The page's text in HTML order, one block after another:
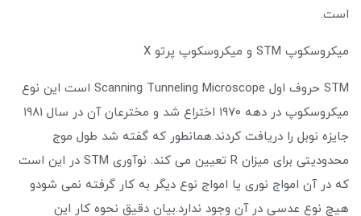
است.
میکروسکوپ STM و میکروسکوپ پرتو X
STM حروف اول Scanning Tunneling Microscope است این نوع
میکروسکوپ در دهه ۱۹۷۰ اختراع شد و مخترعان آن در سال ۱۹۸۱
جایزه نوبل را دریافت کردند.همانطور که گفته شد طول موج
محدودیتی برای میزان R تعیین می کند. نوآوری STM در این است
که در آن امواج نوری یا امواج نوع دیگر به کار گرفته نمی شودو
هیچ نوع عدسی در آن وجود ندارد.بیان دقیق نحوه کار این